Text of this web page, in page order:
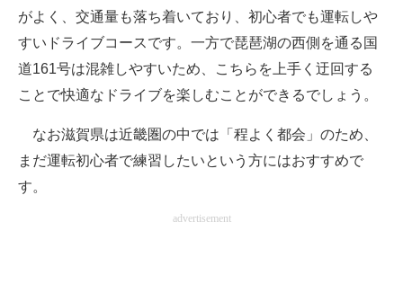
がよく、交通量も落ち着いており、初心者でも運転しや
すいドライブコースです。一方で琵琶湖の西側を通る国
道161号は混雑しやすいため、こちらを上手く迂回する
ことで快適なドライブを楽しむことができるでしょう。
なお滋賀県は近畿圏の中では「程よく都会」のため、
まだ運転初心者で練習したいという方にはおすすめで
す。
advertisement